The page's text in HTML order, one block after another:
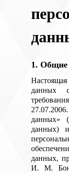
1. Общие
Настоящая
данных
данных»
данных) и
данных,
И. М.